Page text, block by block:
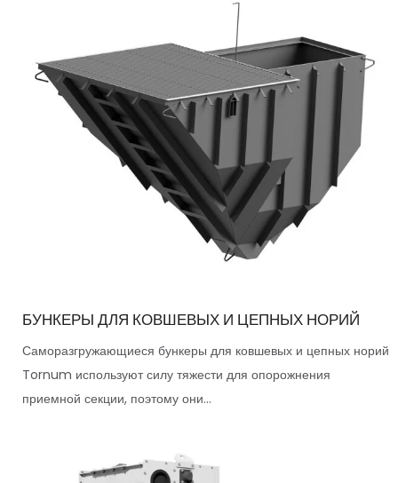
БУНКЕРЫ ДЛЯ КОВШЕВЫХ И ЦЕПНЫХ НОРИЙ
Саморазгружающиеся бункеры для ковшевых и цепных норий
Tornum используют силу тяжести для опорожнения
приемной секции, поэтому они...